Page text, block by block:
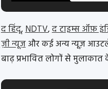
द हिंदू,NDTV,द टाइम्स ऑफ़
ज़ी न्यूज़और कई अन्य न्यूज़
बाढ़ प्रभावित लोगों से मुलाकात